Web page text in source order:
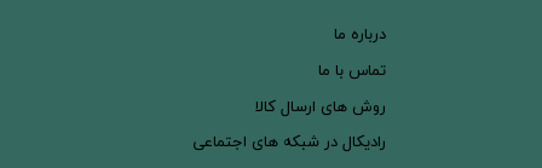
درباره ما
تماس با ما
روش های ارسال کالا
رادیکال در شبکه های اجتماعی